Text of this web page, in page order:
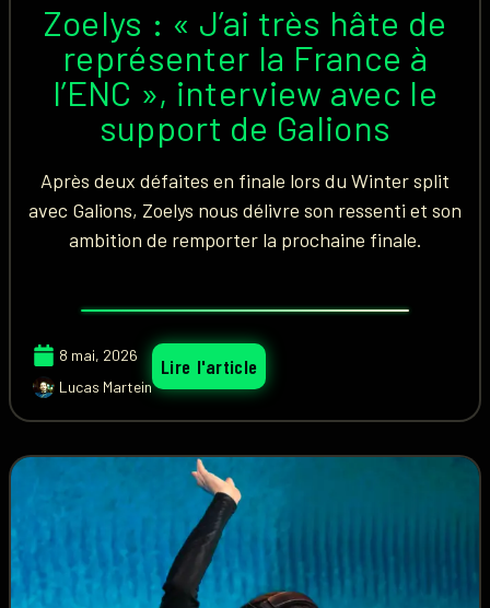
Zoelys : « J’ai très hâte de
représenter la France à
l’ENC », interview avec le
support de Galions
Après deux défaites en finale lors du Winter split
avec Galions, Zoelys nous délivre son ressenti et son
ambition de remporter la prochaine finale.
8 mai, 2026
Lucas Martein
Lire l'article